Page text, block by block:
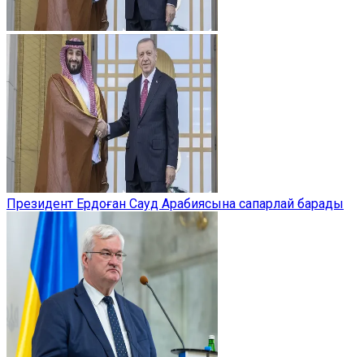
Президент Ердоған Сауд Арабиясына сапарлай барады